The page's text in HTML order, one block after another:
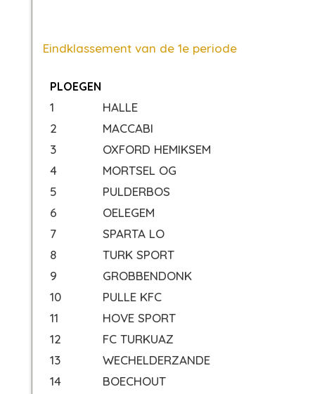
Eindklassement van de 1e periode
PLOEGEN
1
HALLE
2
MACCABI
3
OXFORD HEMIKSEM
4
MORTSEL OG
5
PULDERBOS
6
OELEGEM
7
SPARTA LO
8
TURK SPORT
9
GROBBENDONK
10
PULLE KFC
11
HOVE SPORT
12
FC TURKUAZ
13
WECHELDERZANDE
14
BOECHOUT